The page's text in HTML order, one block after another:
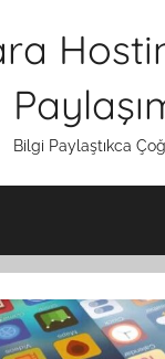
Bilgi Paylaştıkca